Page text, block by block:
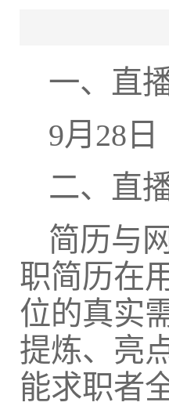
一、直
9月28日
二、直
简历与
职简历在
位的真实
提炼、亮
能求职者